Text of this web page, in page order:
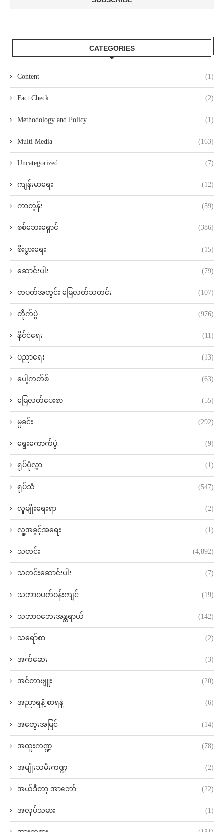
CATEGORIES
Content (1)
Fact Check (2)
Methodology and Policy (1)
Multi Media (163)
Uncategorized (7)
ကျန်းမာရေး (12)
ကာတွန်း (59)
စစ်ဘေးရှောင် (386)
စီးပွားရေး (15)
ဆောင်းပါး (79)
တပတ်အတွင်း မြေလတ်သတင်း (107)
တိုက်ပွဲ (976)
နိုင်ငံရေး (11)
ပညာရေး (13)
ပေါ့ကတ်စ် (63)
မြေလတ်ပေးစာ (55)
မှုခင်း (292)
ရွေးကောက်ပွဲ (9)
ရုပ်ပုံလွှာ (1)
ရုပ်သံ (547)
လူမျိုးရေးရာ (2)
လူ့အခွင့်အရေး (1)
သတင်း (4,892)
သတင်းဆောင်းပါး (7)
သဘာဝပတ်ဝန်းကျင် (19)
သဘာဝဘေးအန္တရာယ် (142)
သရော်စာ (2)
အက်ဆေး (3)
အင်တာဗျူး (20)
အညာရနံ့ စာရနံ့ (6)
အတွေးအမြင် (14)
အထူးကဏ္ဍ (78)
အမျိုးသမီးကဏ္ဍ (2)
အယ်ဒီတာ့ အာဘော် (22)
အလုပ်သမား (1)